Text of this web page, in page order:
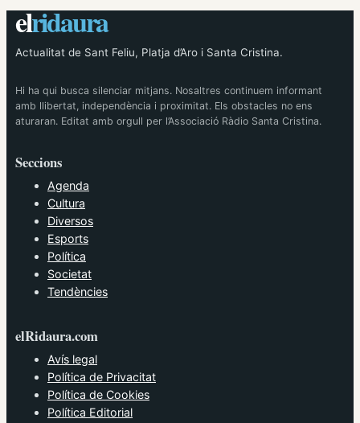
elridaura
Actualitat de Sant Feliu, Platja d’Aro i Santa Cristina.
Hi ha qui busca silenciar mitjans. Nosaltres continuem informant
amb llibertat, independència i proximitat. Els obstacles no ens
aturaran. Editat amb orgull per l’Associació Ràdio Santa Cristina.
Seccions
Agenda
Cultura
Diversos
Esports
Política
Societat
Tendències
elRidaura.com
Avís legal
Política de Privacitat
Política de Cookies
Política Editorial